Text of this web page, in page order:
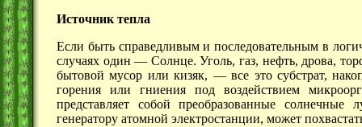
Источник тепла
Если быть справедливым и последовательным в
случаях один — Солнце. Уголь, газ, нефть, дрова,
бытовой мусор иликизяк, —все это субстрат,
горения или гниения под воздействием
представляет собой преобразованные
генератору атомной электростанции, может